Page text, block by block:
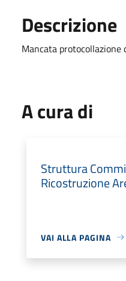
Descrizione
Mancata
A cura di
Struttura
Ricostruzione
VAI ALLA PAGINA